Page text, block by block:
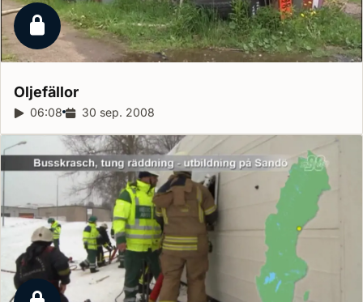
Låst reportage
Oljefällor
Reportagelängd:
06:08 Releasedatum:
30 sep. 2008